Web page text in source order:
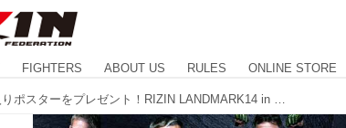
FIGHTERS ABOUT US RULES ONLINE STORE